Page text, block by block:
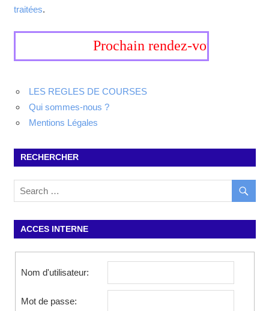
traitées.
Prochain rendez-vous, 19-20
LES REGLES DE COURSES
Qui sommes-nous ?
Mentions Légales
RECHERCHER
ACCES INTERNE
Nom d'utilisateur:
Mot de passe: